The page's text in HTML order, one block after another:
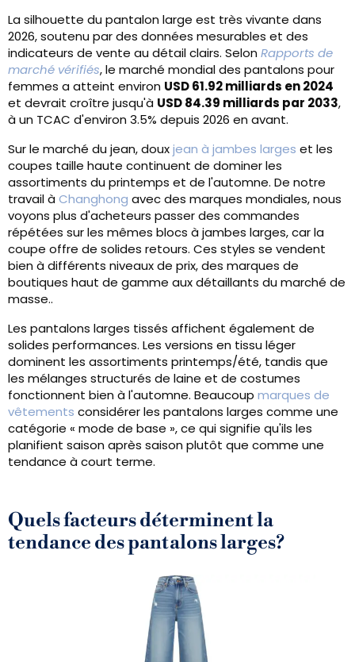
La silhouette du pantalon large est très vivante dans
2026, soutenu par des données mesurables et des
indicateurs de vente au détail clairs. Selon Rapports de
marché vérifiés, le marché mondial des pantalons pour
femmes a atteint environ USD 61.92 milliards en 2024
et devrait croître jusqu'à USD 84.39 milliards par 2033,
à un TCAC d'environ 3.5% depuis 2026 en avant.
Sur le marché du jean, douxjean à jambes larges et les
coupes taille haute continuent de dominer les
assortiments du printemps et de l'automne. De notre
travail à Changhong avec des marques mondiales, nous
voyons plus d'acheteurs passer des commandes
répétées sur les mêmes blocs à jambes larges, car la
coupe offre de solides retours. Ces styles se vendent
bien à différents niveaux de prix, des marques de
boutiques haut de gamme aux détaillants du marché de
masse..
Les pantalons larges tissés affichent également de
solides performances. Les versions en tissu léger
dominent les assortiments printemps/été, tandis que
les mélanges structurés de laine et de costumes
fonctionnent bien à l'automne. Beaucoup marques de
vêtements considérer les pantalons larges comme une
catégorie « mode de base », ce qui signifie qu'ils les
planifient saison après saison plutôt que comme une
tendance à court terme.
Quels facteurs déterminent la
tendance des pantalons larges?